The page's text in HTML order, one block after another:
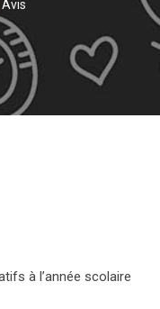
Avis
à l’année scolaire